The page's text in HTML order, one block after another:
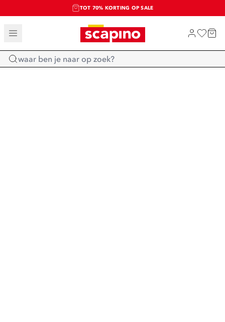
TOT 70% KORTING OP SALE
SALE: LAATSTE KANS!
SHOP NIEUW
Home